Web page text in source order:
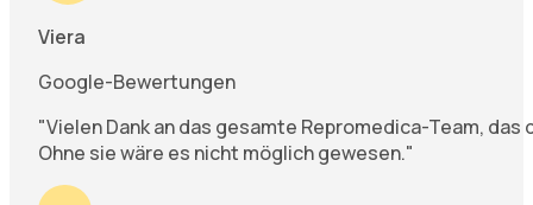
Viera
Google-Bewertungen
"Vielen Dank an das gesamte Repromedica-Team,
Ohne sie wäre es nicht möglich gewesen."